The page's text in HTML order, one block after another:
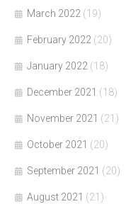
March 2022 (19)
February 2022 (20)
January 2022 (18)
December 2021 (18)
November 2021 (21)
October 2021 (20)
September 2021 (20)
August 2021 (21)